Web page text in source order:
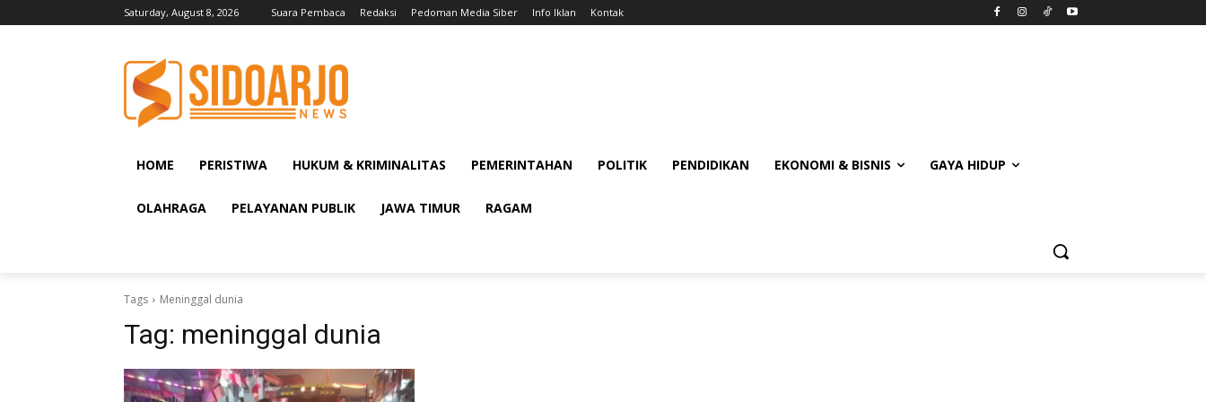
Saturday, August 8, 2026 Suara Pembaca Redaksi Pedoman Media Siber Info Iklan Kontak
HOME PERISTIWA HUKUM & KRIMINALITAS PEMERINTAHAN POLITIK PENDIDIKAN EKONOMI & BISNIS GAYA HIDUP
OLAHRAGA PELAYANAN PUBLIK JAWA TIMUR RAGAM
Tags Meninggal dunia
Tag: meninggal dunia